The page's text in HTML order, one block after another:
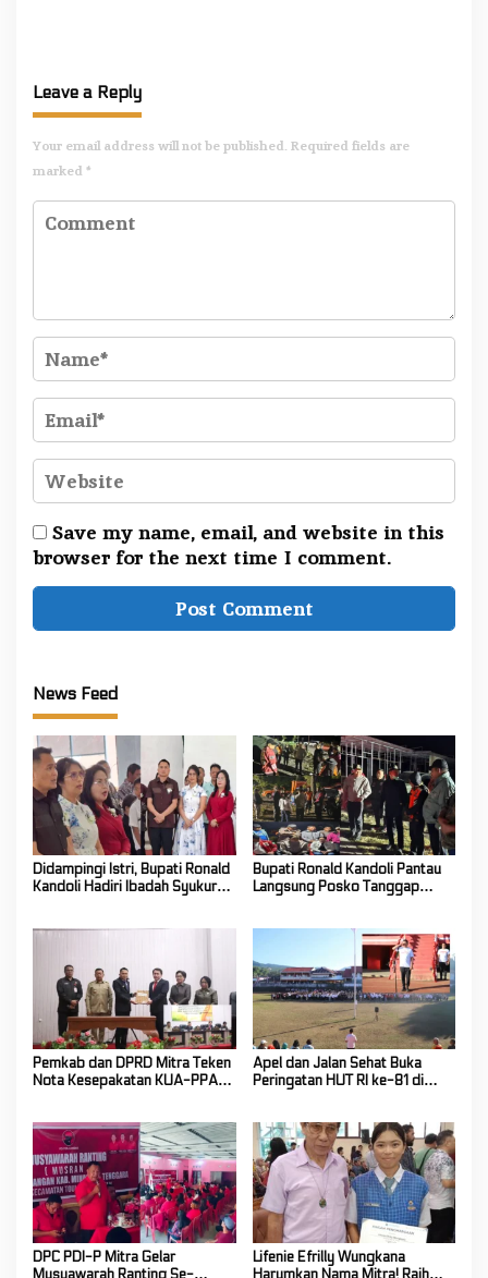
Leave a Reply
Your email address will not be published. Required fields are
marked *
Save my name, email, and website in this
browser for the next time I comment.
News Feed
Didampingi Istri, Bupati Ronald
Kandoli Hadiri Ibadah Syukur
Bupati Ronald Kandoli Pantau
Langsung Posko Tanggap
Pemkab dan DPRD Mitra Teken
Nota Kesepakatan KUA-PPAS
Apel dan Jalan Sehat Buka
Peringatan HUT RI ke-81 di
DPC PDI-P Mitra Gelar
Musyawarah Ranting Se-
Lifenie Efrilly Wungkana
Harumkan Nama Mitra! Raih